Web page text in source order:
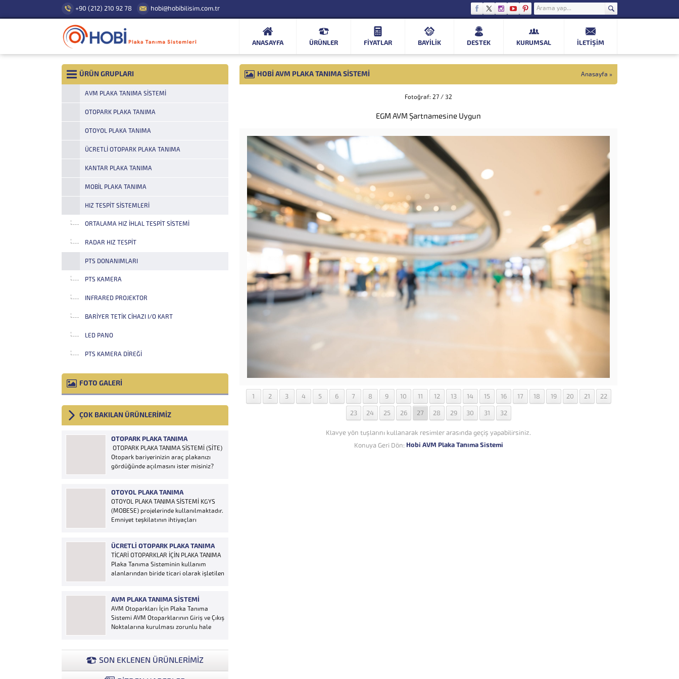
+90 (212) 210 92 78 hobi@hobibilisim.com.tr
ANASAYFA ÜRÜNLER FIYATLAR BAYİLİK DESTEK KURUMSAL İLETIŞIM
HOBI AVM PLAKA TANIMA SISTEMI Anasayfa »
Fotoğraf: 27 / 32
EGM AVM Şartnamesine Uygun
1 2 3 4 5 6 7 8 9 10 11 12 13 14 15 16 17 18 19 20 21 22
23 24 25 26 27 28 29 30 31 32
Klavye yön tuşlarını kullanarak resimler arasında geçiş yapabilirsiniz.
Konuya Geri Dön: Hobi AVM Plaka Tanıma Sistemi
ÜRÜN GRUPLARI
AVM PLAKA TANIMA SISTEMI
OTOPARK PLAKA TANIMA
OTOYOL PLAKA TANIMA
ÜCRETLI OTOPARK PLAKA TANIMA
KANTAR PLAKA TANIMA
MOBIL PLAKA TANIMA
HIZ TESPIT SISTEMLERI
ORTALAMA HIZ İHLAL TESPIT SISTEMI
RADAR HIZ TESPIT
PTS DONANIMLARI
PTS KAMERA
INFRARED PROJEKTOR
BARIYER TETIK CIHAZI I/O KART
LED PANO
PTS KAMERA DIREĞI
FOTO GALERİ
ÇOK BAKILAN ÜRÜNLERİMİZ
OTOPARK PLAKA TANIMA
OTOPARK PLAKA TANIMA SİSTEMİ (SİTE)
Otopark bariyerinizin araç plakanızı
gördüğünde açılmasını ister misiniz?
ürünlere ihtiyaç duymaz, aracınızın
plakasının olması bariyerinizin otomatik
açılması için yeterlidir… Plaka tanıma
sistemi otoparklarda sisteme...
OTOYOL PLAKA TANIMA
OTOYOL PLAKA TANIMA SİSTEMİ KGYS
(MOBESE) projelerinde kullanılmaktadır.
Emniyet teşkilatının ihtiyaçları
olanak sağlamaktadır. Otoyol
uygulaması karayolunda seyir halinde
bulunan araçların Plakalarının
tanımlanmasına yönelik geliştirilen bir
alınan...
ÜCRETLI OTOPARK PLAKA TANIMA
TİCARİ OTOPARKLAR İÇİN PLAKA TANIMA
Plaka Tanıma Sisteminin kullanım
alanlarından biride ticari olarak işletilen
edilmesi ve ön muhasebenin
tutulmasına yönelik bilgisayar kontrollü
yazılım sistemidir. Ücretin otopark
girişinde araç tipine göre peşin alınması
AVM PLAKA TANIMA SISTEMI
AVM Otoparkları İçin Plaka Tanıma
Sistemi AVM Otoparklarının Giriş ve Çıkış
Noktalarına kurulması zorunlu hale
bir ihtiyaçtır. AVM Yönetimleri Plaka
Tanıma Sisteminden elde edecekleri
verilerle müşteri yoğunluk analizlerini
SON EKLENEN ÜRÜNLERİMİZ